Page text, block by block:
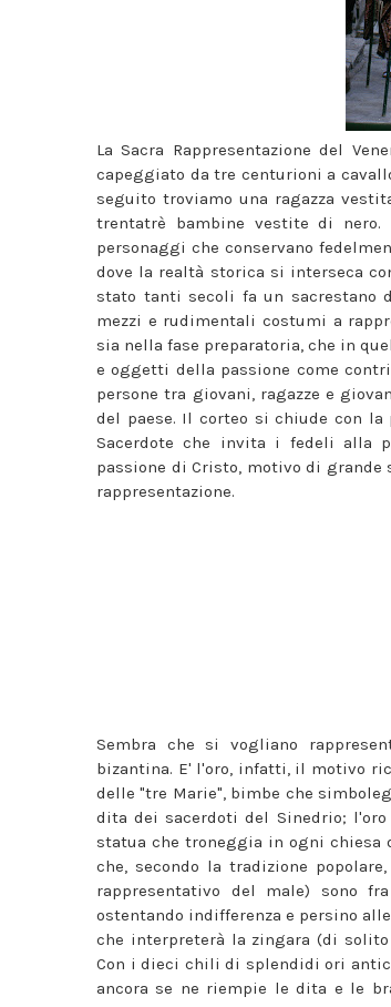
La Sacra Rappresentazione del
capeggiato da tre centurioni a
seguito troviamo una ragazza
trentatrè bambine vestite di
personaggi che conservano
dove la realtà storica si interseca
stato tanti secoli fa un sacrestano
mezzi e rudimentali costumi a
sia nella fase preparatoria, che in
e oggetti della passione come
persone tra giovani, ragazze e
del paese. Il corteo si chiude con la
Sacerdote che invita i fedeli alla
passione di Cristo, motivo di
rappresentazione.
Sembra che si vogliano
bizantina. E' l'oro, infatti, il motivo
delle "tre Marie", bimbe che
dita dei sacerdoti del Sinedrio;
statua che troneggia in ogni chiesa
che, secondo la tradizione
rappresentativo del male) sono
ostentando indifferenza e persino
che interpreterà la zingara (di
Con i dieci chili di splendidi ori
ancora se ne riempie le dita e le